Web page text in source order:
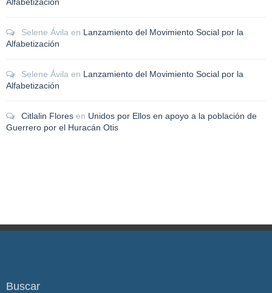
Selene Ávila en Lanzamiento del Movimiento Social por la
Alfabetización
Selene Ávila en Lanzamiento del Movimiento Social por la
Alfabetización
Citlalin Flores en Unidos por Ellos en apoyo a la población de
Guerrero por el Huracán Otis
Buscar